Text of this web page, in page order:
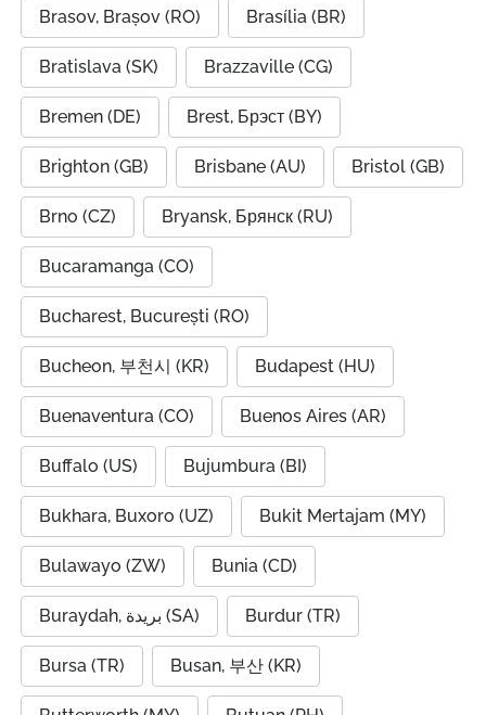
Brasov, Brașov (RO) Brasília (BR)
Bratislava (SK) Brazzaville (CG)
Bremen (DE) Brest, Брэст (BY)
Brighton (GB) Brisbane (AU) Bristol (GB)
Brno (CZ) Bryansk, Брянск (RU)
Bucaramanga (CO)
Bucharest, București (RO)
Bucheon, 부천시 (KR) Budapest (HU)
Buenaventura (CO) Buenos Aires (AR)
Buffalo (US) Bujumbura (BI)
Bukhara, Buxoro (UZ) Bukit Mertajam (MY)
Bulawayo (ZW) Bunia (CD)
Buraydah, بريدة (SA) Burdur (TR)
Bursa (TR) Busan, 부산 (KR)